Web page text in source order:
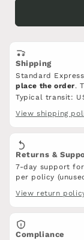
Klinge
aus
Legierung
Shipping
Standard
place the order.
Typical transit:
View shipping
Returns &
7-day support
per policy
View return
Compliance